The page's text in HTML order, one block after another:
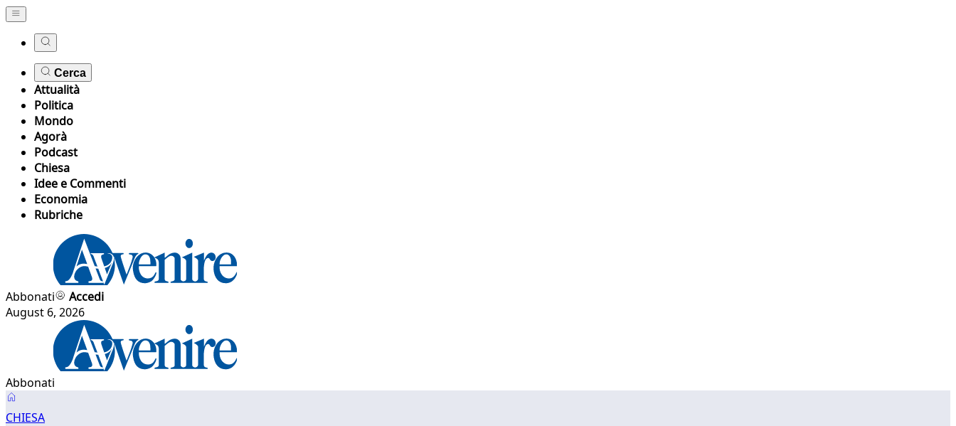
Cerca
Attualità
Politica
Mondo
Agorà
Podcast
Chiesa
Idee e Commenti
Economia
Rubriche
Abbonati
Accedi
August 6, 2026
Abbonati
CHIESA